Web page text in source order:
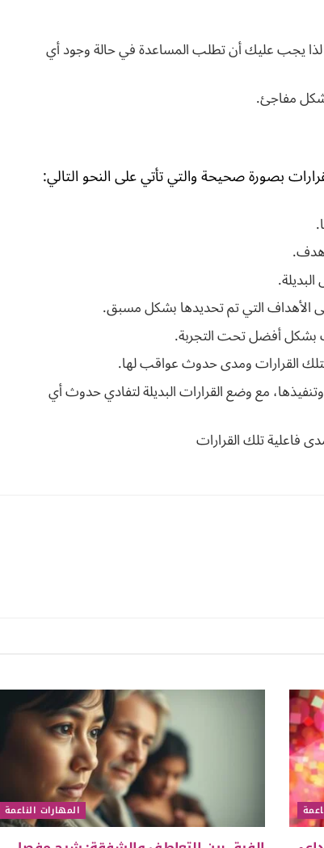
لذا يجب عليك أن تطلب المساعدة في حالة وجود أي
مفاجئ.
بصورة صحيحة والتي تأتي على النحو التالي:
هدف.
الأهداف التي تم تحديدها بشكل مسبق.
بشكل أفضل تحت التجربة.
القرارات ومدى حدوث عواقب لها.
مع وضع القرارات البديلة لتفادي حدوث أي
فاعلية تلك القرارات
المهارات الناعمة